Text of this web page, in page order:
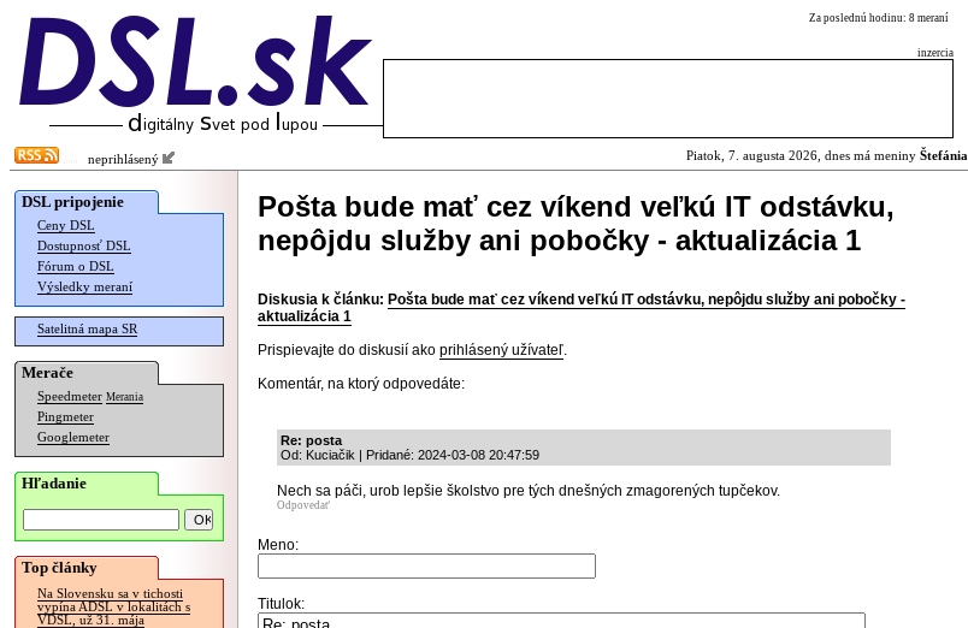
Za poslednú hodinu: 8 meraní
inzercia
neprihlásený Piatok, 7. augusta 2026, dnes má meniny Štefánia
DSL pripojenie
Ceny DSL
Dostupnosť DSL
Fórum o DSL
Výsledky meraní
Satelitná mapa SR
Merače
Speedmeter Merania
Pingmeter
Googlemeter
Hľadanie
Top články
Na Slovensku sa v tichosti
vypína ADSL v lokalitách s
VDSL, už 31. mája
Pošta bude mať cez víkend veľkú IT odstávku,
nepôjdu služby ani pobočky - aktualizácia 1
Diskusia k článku: Pošta bude mať cez víkend veľkú IT odstávku, nepôjdu služby ani pobočky -
aktualizácia 1
Prispievajte do diskusií ako prihlásený užívateľ.
Komentár, na ktorý odpovedáte:
Re: posta
Od: Kuciačik | Pridané: 2024-03-08 20:47:59
Nech sa páči, urob lepšie školstvo pre tých dnešných zmagorených tupčekov.
Odpovedať
Meno:
Titulok: